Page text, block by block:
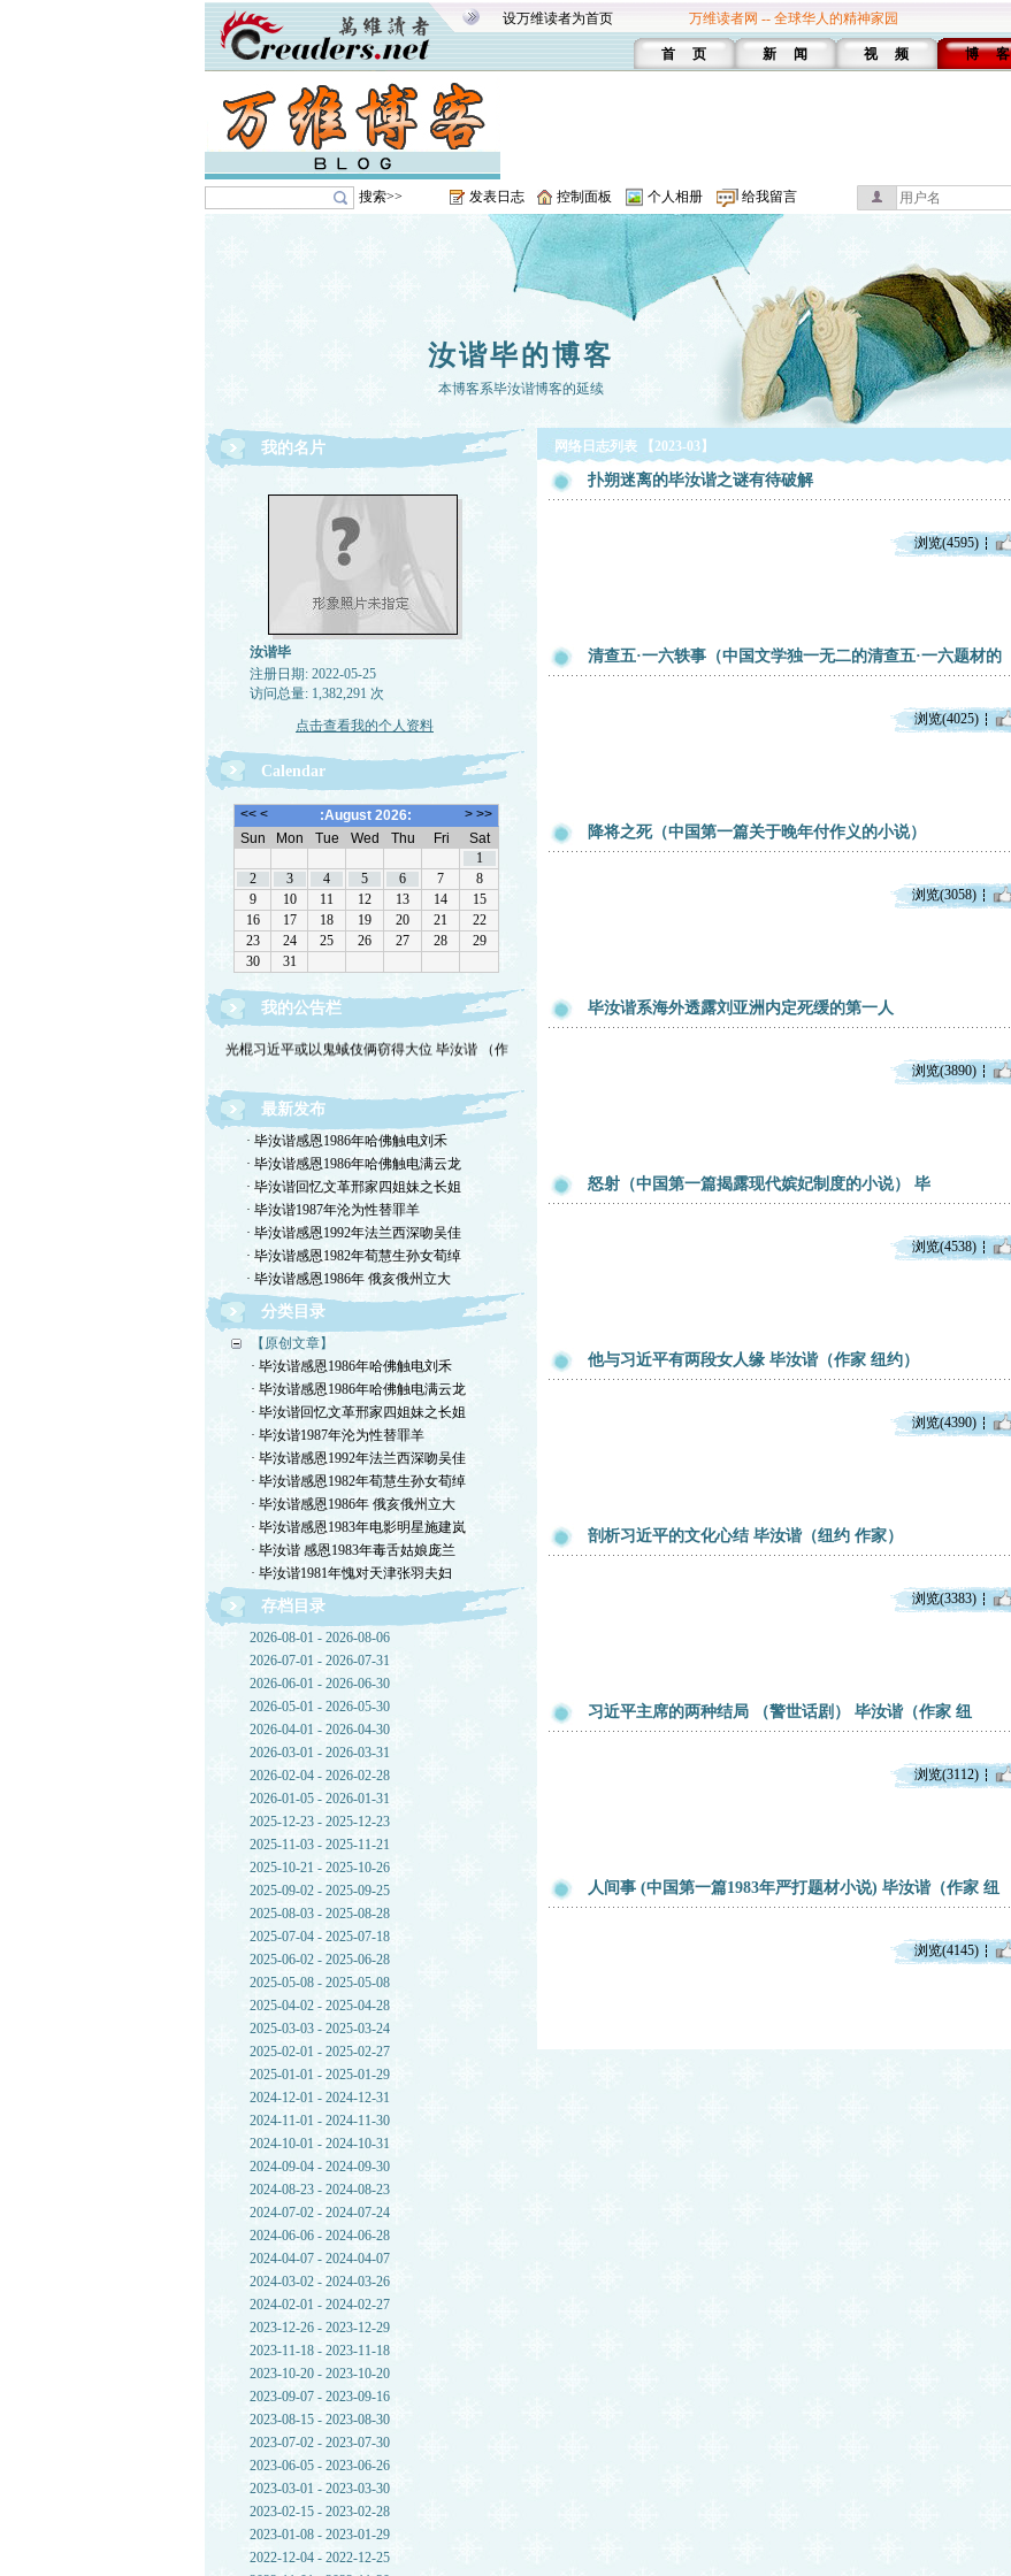
设万维读者为首页 万维读者网 -- 全球华人的精神家园
首 页 新 闻 视 频 博 客
搜索>> 发表日志 控制面板 个人相册 给我留言
汝谐毕的博客
本博客系毕汝谐博客的延续
我的名片
汝谐毕
注册日期: 2022-05-25
访问总量: 1,382,291 次
点击查看我的个人资料
Calendar
我的公告栏
光棍习近平或以鬼蜮伎俩窃得大位 毕汝谐 （作
最新发布
· 毕汝谐感恩1986年哈佛触电刘禾
· 毕汝谐感恩1986年哈佛触电满云龙
· 毕汝谐回忆文革邢家四姐妹之长姐
· 毕汝谐1987年沦为性替罪羊
· 毕汝谐感恩1992年法兰西深吻吴佳
· 毕汝谐感恩1982年荀慧生孙女荀绰
· 毕汝谐感恩1986年 俄亥俄州立大
分类目录
【原创文章】
· 毕汝谐感恩1986年哈佛触电刘禾
· 毕汝谐感恩1986年哈佛触电满云龙
· 毕汝谐回忆文革邢家四姐妹之长姐
· 毕汝谐1987年沦为性替罪羊
· 毕汝谐感恩1992年法兰西深吻吴佳
· 毕汝谐感恩1982年荀慧生孙女荀绰
· 毕汝谐感恩1986年 俄亥俄州立大
· 毕汝谐感恩1983年电影明星施建岚
· 毕汝谐 感恩1983年毒舌姑娘庞兰
· 毕汝谐1981年愧对天津张羽夫妇
存档目录
2026-08-01 - 2026-08-06
2026-07-01 - 2026-07-31
2026-06-01 - 2026-06-30
2026-05-01 - 2026-05-30
2026-04-01 - 2026-04-30
2026-03-01 - 2026-03-31
2026-02-04 - 2026-02-28
2026-01-05 - 2026-01-31
2025-12-23 - 2025-12-23
2025-11-03 - 2025-11-21
2025-10-21 - 2025-10-26
2025-09-02 - 2025-09-25
2025-08-03 - 2025-08-28
2025-07-04 - 2025-07-18
2025-06-02 - 2025-06-28
2025-05-08 - 2025-05-08
2025-04-02 - 2025-04-28
2025-03-03 - 2025-03-24
2025-02-01 - 2025-02-27
2025-01-01 - 2025-01-29
2024-12-01 - 2024-12-31
2024-11-01 - 2024-11-30
2024-10-01 - 2024-10-31
2024-09-04 - 2024-09-30
2024-08-23 - 2024-08-23
2024-07-02 - 2024-07-24
2024-06-06 - 2024-06-28
2024-04-07 - 2024-04-07
2024-03-02 - 2024-03-26
2024-02-01 - 2024-02-27
2023-12-26 - 2023-12-29
2023-11-18 - 2023-11-18
2023-10-20 - 2023-10-20
2023-09-07 - 2023-09-16
2023-08-15 - 2023-08-30
2023-07-02 - 2023-07-30
2023-06-05 - 2023-06-26
2023-03-01 - 2023-03-30
2023-02-15 - 2023-02-28
2023-01-08 - 2023-01-29
2022-12-04 - 2022-12-25
网络日志列表 【2023-03】
扑朔迷离的毕汝谐之谜有待破解
浏览(4595)
清查五·一六轶事（中国文学独一无二的清查五·一六题材的
浏览(4025)
降将之死（中国第一篇关于晚年付作义的小说）
浏览(3058)
毕汝谐系海外透露刘亚洲内定死缓的第一人
浏览(3890)
怒射（中国第一篇揭露现代嫔妃制度的小说） 毕
浏览(4538)
他与习近平有两段女人缘 毕汝谐（作家 纽约）
浏览(4390)
剖析习近平的文化心结 毕汝谐（纽约 作家）
浏览(3383)
习近平主席的两种结局 （警世话剧） 毕汝谐（作家 纽
浏览(3112)
人间事 (中国第一篇1983年严打题材小说) 毕汝谐（作家 纽
浏览(4145)